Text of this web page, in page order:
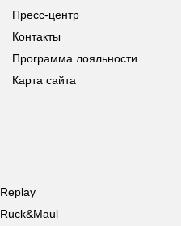
Пресс-центр
Контакты
Программа лояльности
Карта сайта
Replay
Ruck&Maul